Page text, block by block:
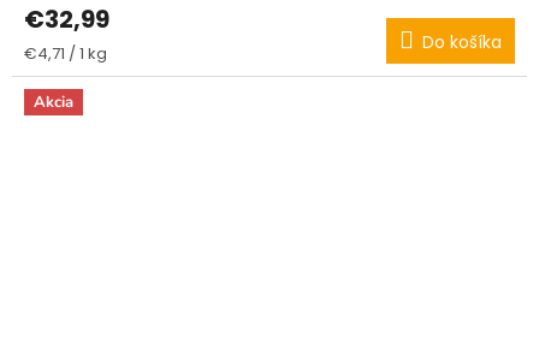
€32,99
Jednotková
cena:
€4,71 / 1 kg Do košíka
Akcia